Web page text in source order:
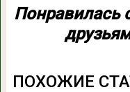
Понравилась
ПОХОЖИЕ